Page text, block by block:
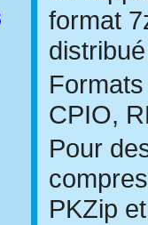
format
CPIO,
Pour
PKZip